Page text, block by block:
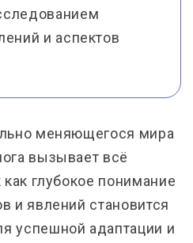
и аспектов
меняющегося мира
вызывает всё
глубокое понимание
и явлений становится
успешной адаптации и